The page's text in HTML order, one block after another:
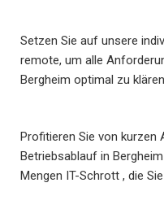
Setzen Sie auf unsere
remote, um alle
Bergheim optimal zu
Profitieren Sie von kurzen
Betriebsablauf in
Mengen IT-Schrott , die